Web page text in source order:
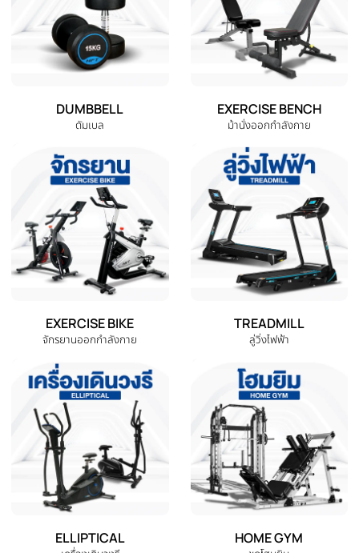
ดัมเบลปรับน้ำหนัก รุ่น HFT ราคา
Homefittools
THB 12,000.00
THB 2,990.00
หยิบใส่ตะกร้า
ดัมเบล Dumbbell ดัมเบลปรับน้ำ
หนัก รุ่น H20 ชุดดัมเบล ขนาด 20
Kg.| Homefittools
THB 9,980.00
THB 3,990.00
หยิบใส่ตะกร้า
หมวดหมู่สินค้าทั้งหมด
เลือกหมวดหมู่เครื่องออกกำลังกายที่คุณต้องการ